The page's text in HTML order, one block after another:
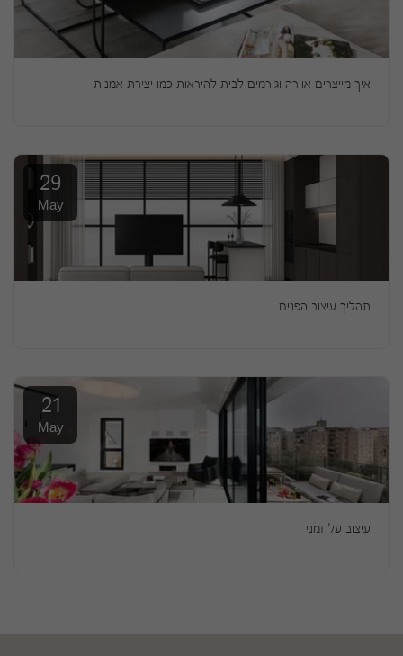
איך מייצרים אוירה וגורמים לבית להיראות כמו יצירת אמנות
29
May
תהליך עיצוב הפנים
21
May
עיצוב על זמני